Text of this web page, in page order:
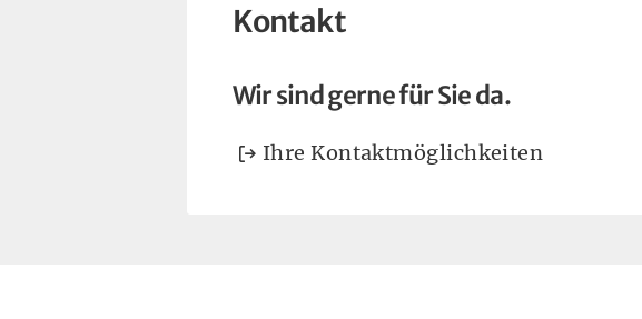
Kontakt
Wir sind gerne für Sie da.
Ihre Kontaktmöglichkeiten